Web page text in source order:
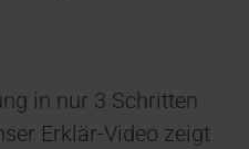
in nur 3 Schritten
Erklär-Video zeigt